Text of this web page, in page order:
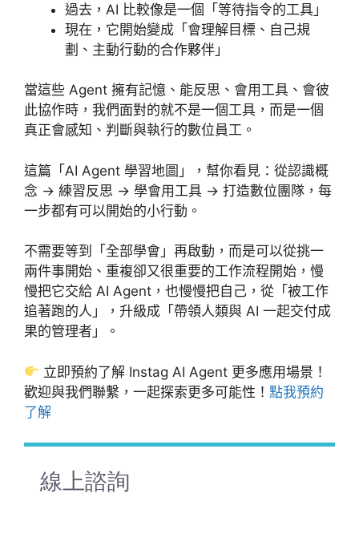
過去，AI 比較像是一個「等待指令的工具」
現在，它開始變成「會理解目標、自己規
劃、主動行動的合作夥伴」
當這些 Agent 擁有記憶、能反思、會用工具、會彼
此協作時，我們面對的就不是一個工具，而是一個
真正會感知、判斷與執行的數位員工。
這篇「AI Agent 學習地圖」，幫你看見：從認識概
念 → 練習反思 → 學會用工具 → 打造數位團隊，每
一步都有可以開始的小行動。
不需要等到「全部學會」再啟動，而是可以從挑一
兩件事開始、重複卻又很重要的工作流程開始，慢
慢把它交給 AI Agent，也慢慢把自己，從「被工作
追著跑的人」，升級成「帶領人類與 AI 一起交付成
果的管理者」。
立即預約了解 Instag AI Agent 更多應用場景！
歡迎與我們聯繫，一起探索更多可能性！ 點我預約
了解